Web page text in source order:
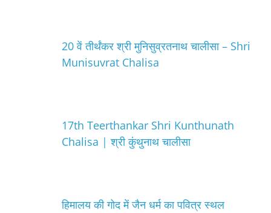
20 वें तीर्थंकर श्री मुनिसुव्रतनाथ चालीसा – Shri
Munisuvrat Chalisa
17th Teerthankar Shri Kunthunath
Chalisa | श्री कुंथुनाथ चालीसा
हिमालय की गोद में जैन धर्म का पवित्र स्थल